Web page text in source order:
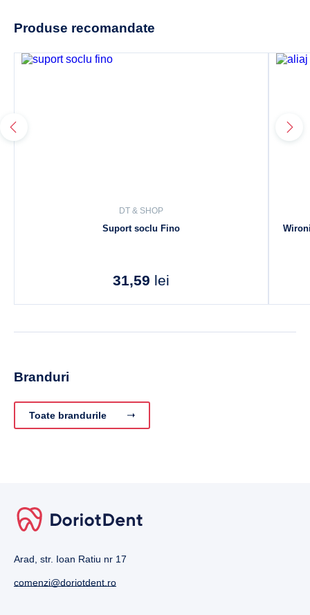
Produse recomandate
DT & SHOP
Suport soclu Fino
31,59 lei
Branduri
Toate brandurile
Arad, str. Ioan Ratiu nr 17
comenzi@doriotdent.ro